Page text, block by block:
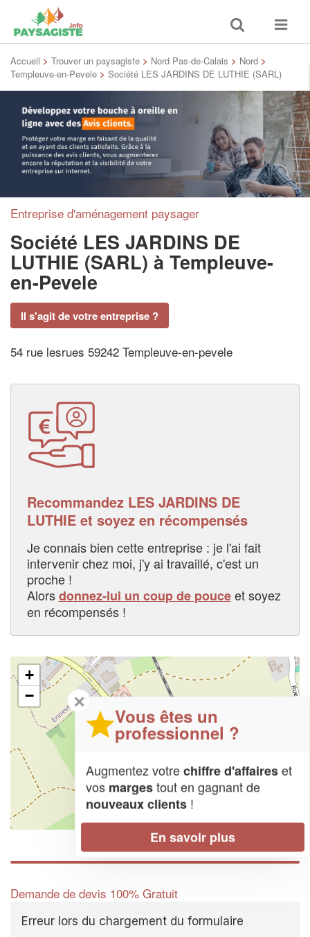
Toggle
search
Toggle
Accueil > Trouver un paysagiste > Nord Pas-de-Calais > Nord >
Templeuve-en-Pevele > Société LES JARDINS DE LUTHIE (SARL)
Entreprise d'aménagement paysager
Société LES JARDINS DE
LUTHIE (SARL) à Templeuve-
en-Pevele
Il s'agit de votre entreprise ?
54 rue lesrues 59242 Templeuve-en-pevele
Recommandez LES JARDINS DE
LUTHIE et soyez en récompensés
Je connais bien cette entreprise : je l'ai fait
intervenir chez moi, j'y ai travaillé, c'est un
proche !
Alorsdonnez-lui un coup de pouceet soyez
en récompensés !
+
−
Leaflet| Map data ©OpenStreetMap contributors,CC-BY-SA
Demande de devis 100% Gratuit
Erreur lors du chargement du formulaire
✕
Vous êtes un
professionnel ?
Augmentez votrechiffre d'affaireset
vos margestout en gagnant de
nouveaux clients !
En savoir plus